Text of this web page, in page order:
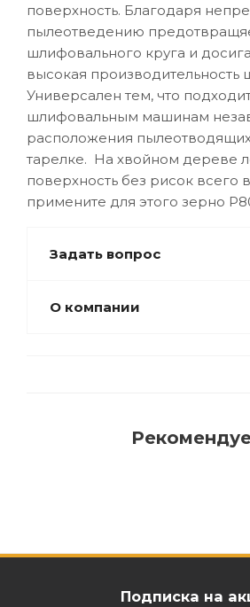
поверхность. Благодаря
пылеотведению
шлифовального круга и
высокая производительность
Универсален тем, что
шлифовальным машинам
расположения
тарелке. На хвойном дереве
поверхность без рисок всего в
примените для этого зерно
Задать вопрос
О компании
Подписка на